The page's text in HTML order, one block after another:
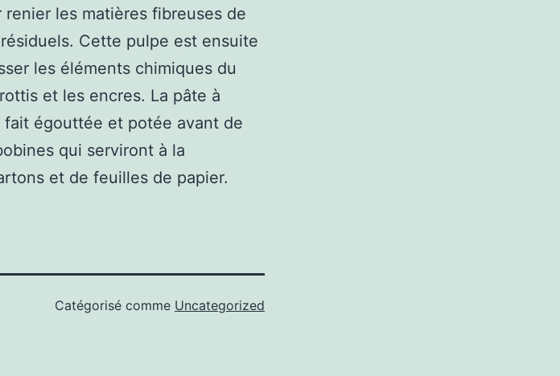
les matières fibreuses de
Cette pulpe est ensuite
les éléments chimiques du
et les encres. La pâte à
égouttée et potée avant de
qui serviront à la
et de feuilles de papier.
Catégorisé comme Uncategorized